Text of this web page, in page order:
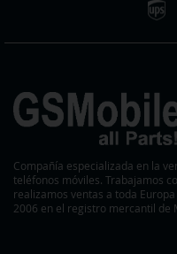
Compañía especializada en la
teléfonos móviles. Trabajamos
realizamos ventas a toda
2006 en el registro mercantil de